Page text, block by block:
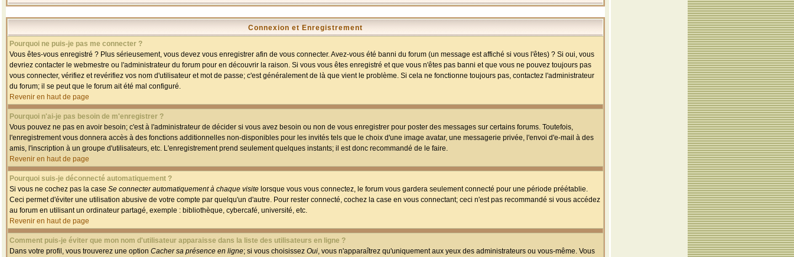
Connexion et Enregistrement
Pourquoi ne puis-je pas me connecter ?
Vous êtes-vous enregistré ? Plus sérieusement, vous devez vous enregistrer afin de vous connecter. Avez-vous été banni du forum (un message est affiché si vous l'êtes) ? Si oui, vous
devriez contacter le webmestre ou l'administrateur du forum pour en découvrir la raison. Si vous vous êtes enregistré et que vous n'êtes pas banni et que vous ne pouvez toujours pas
vous connecter, vérifiez et revérifiez vos nom d'utilisateur et mot de passe; c'est généralement de là que vient le problème. Si cela ne fonctionne toujours pas, contactez l'administrateur
du forum; il se peut que le forum ait été mal configuré.
Revenir en haut de page
Pourquoi n'ai-je pas besoin de m'enregistrer ?
Vous pouvez ne pas en avoir besoin; c'est à l'administrateur de décider si vous avez besoin ou non de vous enregistrer pour poster des messages sur certains forums. Toutefois,
l'enregistrement vous donnera accès à des fonctions additionnelles non-disponibles pour les invités tels que le choix d'une image avatar, une messagerie privée, l'envoi d'e-mail à des
amis, l'inscription à un groupe d'utilisateurs, etc. L'enregistrement prend seulement quelques instants; il est donc recommandé de le faire.
Revenir en haut de page
Pourquoi suis-je déconnecté automatiquement ?
Si vous ne cochez pas la case Se connecter automatiquement à chaque visite lorsque vous vous connectez, le forum vous gardera seulement connecté pour une période préétablie.
Ceci permet d'éviter une utilisation abusive de votre compte par quelqu'un d'autre. Pour rester connecté, cochez la case en vous connectant; ceci n'est pas recommandé si vous accédez
au forum en utilisant un ordinateur partagé, exemple : bibliothèque, cybercafé, université, etc.
Revenir en haut de page
Comment puis-je éviter que mon nom d'utilisateur apparaisse dans la liste des utilisateurs en ligne ?
Dans votre profil, vous trouverez une option Cacher sa présence en ligne; si vous choisissez Oui, vous n'apparaîtrez qu'uniquement aux yeux des administrateurs ou vous-même. Vous